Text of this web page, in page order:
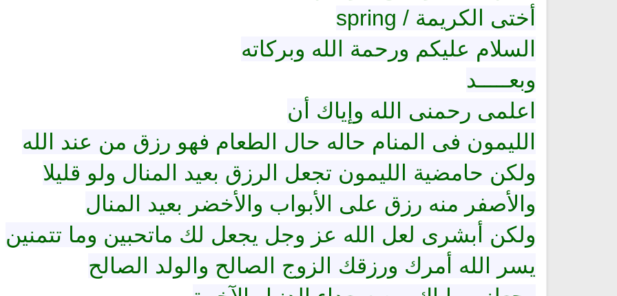
أختى الكريمة / spring
السلام عليكم ورحمة الله وبركاته
وبعـــــد
اعلمى رحمنى الله وإياك أن
الليمون فى المنام حاله حال الطعام فهو رزق من عند الله
ولكن حامضية الليمون تجعل الرزق بعيد المنال ولو قليلا
والأصفر منه رزق على الأبواب والأخضر بعيد المنال
ولكن أبشرى لعل الله عز وجل يجعل لك ماتحبين وما تتمنين
يسر الله أمرك ورزقك الزوج الصالح والولد الصالح
تلاوة جديدة للشيخ مشاري
العفاسي تهتز لها القلوب
تلاوات منوعة
13805 | 2024-05-29
ترجمة معاني القرآن صوت الى اللغة
التاميلية
الترجمات الصوتية لمعاني
القرآن Mp3
7155 | 2024-05-29
الترجمة الصوتية لمعاني القرآن الى
اللغة الفارسية
الترجمات الصوتية لمعاني
القرآن Mp3
12484 | 2024-05-29